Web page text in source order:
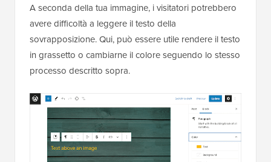
A seconda della tua immagine, i visitatori potrebbero
avere difficoltà a leggere il testo della
sovrapposizione. Qui, può essere utile rendere il testo
in grassetto o cambiarne il colore seguendo lo stesso
processo descritto sopra.